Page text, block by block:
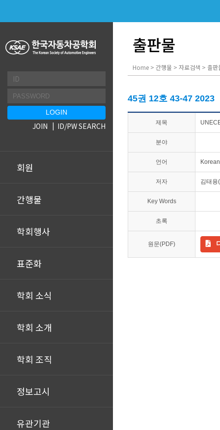
회원
간행물
학회행사
표준화
학회 소식
학회 소개
학회 조직
정보고시
유관기관
JOIN ID/PW SEARCH
출판물
Home > 간행물 > 자료검색 > 출판
45권 12호 43-47 2023
제목
분야
언어 Korean
저자 김태용
Key Words
초록
원문(PDF)